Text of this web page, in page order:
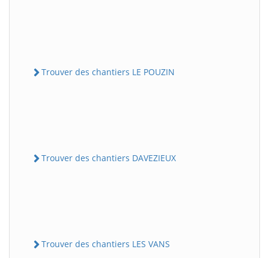
Trouver des chantiers LE POUZIN
Trouver des chantiers DAVEZIEUX
Trouver des chantiers LES VANS